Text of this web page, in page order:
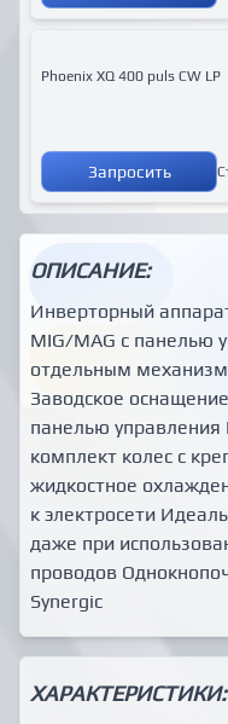
Phoenix XQ 400 puls CW LP
Запросить
ОПИСАНИЕ:
Инверторный
MIG/MAG с панелью
отдельным
Заводское
панелью управления
комплект колес с
жидкостное
к электросети
даже при
проводов
Synergic
ХАРАКТЕРИСТИКИ: